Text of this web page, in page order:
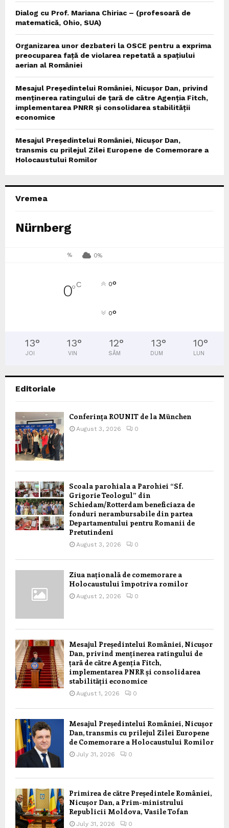
Dialog cu Prof. Mariana Chiriac – (profesoară de
matematică, Ohio, SUA)
Organizarea unor dezbateri la OSCE pentru a exprima
preocuparea față de violarea repetată a spațiului
aerian al României
Mesajul Președintelui României, Nicușor Dan, privind
menținerea ratingului de țară de către Agenția Fitch,
implementarea PNRR și consolidarea stabilității
economice
Mesajul Președintelui României, Nicușor Dan,
transmis cu prilejul Zilei Europene de Comemorare a
Holocaustului Romilor
Vremea
Nürnberg
% 0%
0°C 0°
0°
13°
JOI
13°
VIN
12°
SÂM
13°
DUM
10°
LUN
Editoriale
Conferința ROUNIT de la München
August 3, 2026 0
Scoala parohiala a Parohiei “Sf.
Grigorie Teologul” din
Schiedam/Rotterdam beneficiaza de
fonduri nerambursabile din partea
Departamentului pentru Romanii de
Pretutindeni
August 3, 2026 0
Ziua națională de comemorare a
Holocaustului împotriva romilor
August 2, 2026 0
Mesajul Președintelui României, Nicușor
Dan, privind menținerea ratingului de
țară de către Agenția Fitch,
implementarea PNRR și consolidarea
stabilității economice
August 1, 2026 0
Mesajul Președintelui României, Nicușor
Dan, transmis cu prilejul Zilei Europene
de Comemorare a Holocaustului Romilor
July 31, 2026 0
Primirea de către Președintele României,
Nicușor Dan, a Prim-ministrului
Republicii Moldova, Vasile Tofan
July 31, 2026 0